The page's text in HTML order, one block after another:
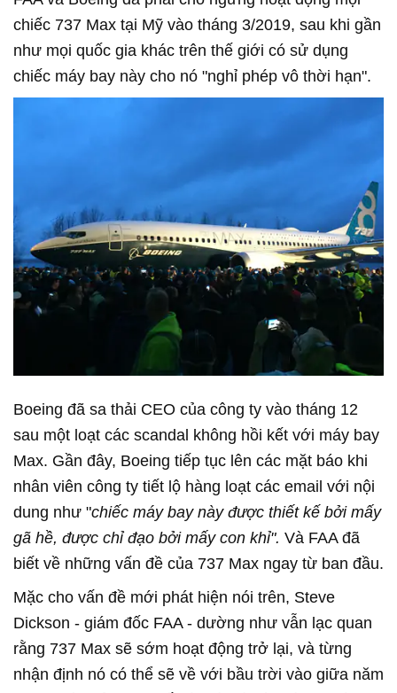
chiếc 737 Max tại Mỹ vào tháng 3/2019, sau khi gần
như mọi quốc gia khác trên thế giới có sử dụng
chiếc máy bay này cho nó "nghỉ phép vô thời hạn".
Boeing đã sa thải CEO của công ty vào tháng 12
sau một loạt các scandal không hồi kết với máy bay
Max. Gần đây, Boeing tiếp tục lên các mặt báo khi
nhân viên công ty tiết lộ hàng loạt các email với nội
dung như "chiếc máy bay này được thiết kế bởi mấy
gã hề, được chỉ đạo bởi mấy con khỉ". Và FAA đã
biết về những vấn đề của 737 Max ngay từ ban đầu.
Mặc cho vấn đề mới phát hiện nói trên, Steve
Dickson - giám đốc FAA - dường như vẫn lạc quan
rằng 737 Max sẽ sớm hoạt động trở lại, và từng
nhận định nó có thể sẽ về với bầu trời vào giữa năm